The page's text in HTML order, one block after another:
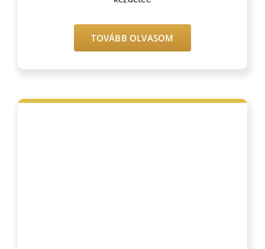
TOVÁBB OLVASOM